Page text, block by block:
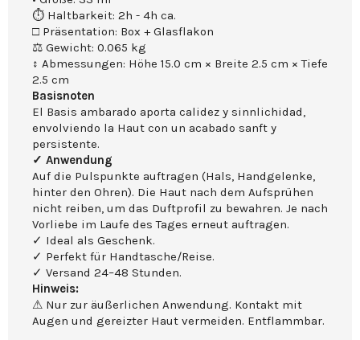
⏱ Haltbarkeit: 2h - 4h ca.
□ Präsentation: Box + Glasflakon
⚖ Gewicht: 0.065 kg
↕ Abmessungen: Höhe 15.0 cm × Breite 2.5 cm × Tiefe
2.5 cm
Basisnoten
El Basis ambarado aporta calidez y sinnlichidad,
envolviendo la Haut con un acabado sanft y
persistente.
✓ Anwendung
Auf die Pulspunkte auftragen (Hals, Handgelenke,
hinter den Ohren). Die Haut nach dem Aufsprühen
nicht reiben, um das Duftprofil zu bewahren. Je nach
Vorliebe im Laufe des Tages erneut auftragen.
✓ Ideal als Geschenk.
✓ Perfekt für Handtasche/Reise.
✓ Versand 24–48 Stunden.
Hinweis:
⚠ Nur zur äußerlichen Anwendung. Kontakt mit
Augen und gereizter Haut vermeiden. Entflammbar.